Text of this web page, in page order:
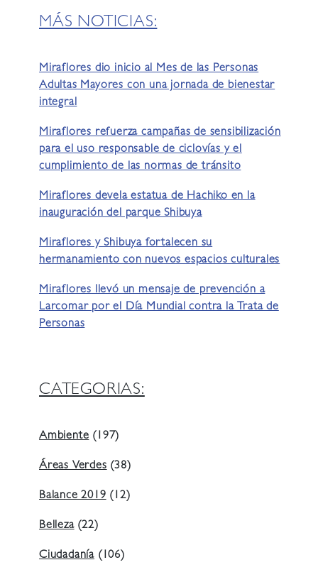
MÁS NOTICIAS:
Miraflores dio inicio al Mes de las Personas
Adultas Mayores con una jornada de bienestar
integral
Miraflores refuerza campañas de sensibilización
para el uso responsable de ciclovías y el
cumplimiento de las normas de tránsito
Miraflores devela estatua de Hachiko en la
inauguración del parque Shibuya
Miraflores y Shibuya fortalecen su
hermanamiento con nuevos espacios culturales
Miraflores llevó un mensaje de prevención a
Larcomar por el Día Mundial contra la Trata de
Personas
CATEGORIAS:
Ambiente (197)
Áreas Verdes (38)
Balance 2019 (12)
Belleza(22)
Ciudadanía (106)